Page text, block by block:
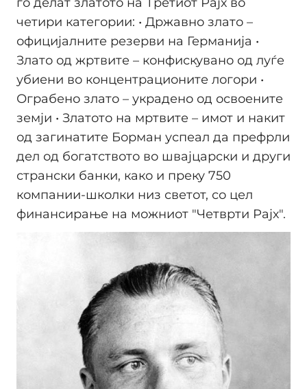
четири категории: • Државно злато –
официјалните резерви на Германија •
Злато од жртвите – конфискувано од луѓе
убиени во концентрационите логори •
Ограбено злато – украдено од освоените
земји • Златото на мртвите – имот и накит
од загинатите Борман успеал да префрли
дел од богатството во швајцарски и други
странски банки, како и преку 750
компании-школки низ светот, со цел
финансирање на можниот "Четврти Рајх".